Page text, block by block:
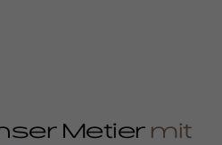
Metier mit